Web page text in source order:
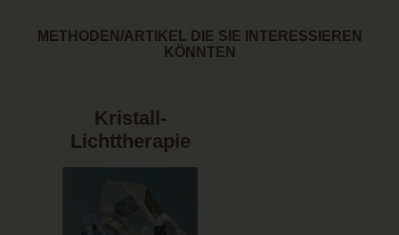
METHODEN/ARTIKEL DIE SIE INTERESSIEREN
KÖNNTEN
Kristall-
Lichttherapie